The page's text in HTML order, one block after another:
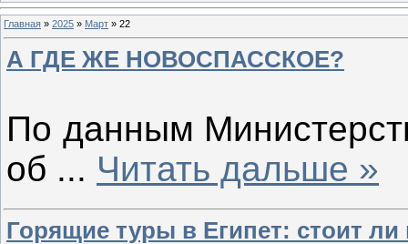
Главная » 2025 » Март » 22
А ГДЕ ЖЕ НОВОСПАССКОЕ?
По данным
об ... Читать дальше »
Горящие туры в Египет: стоит ли